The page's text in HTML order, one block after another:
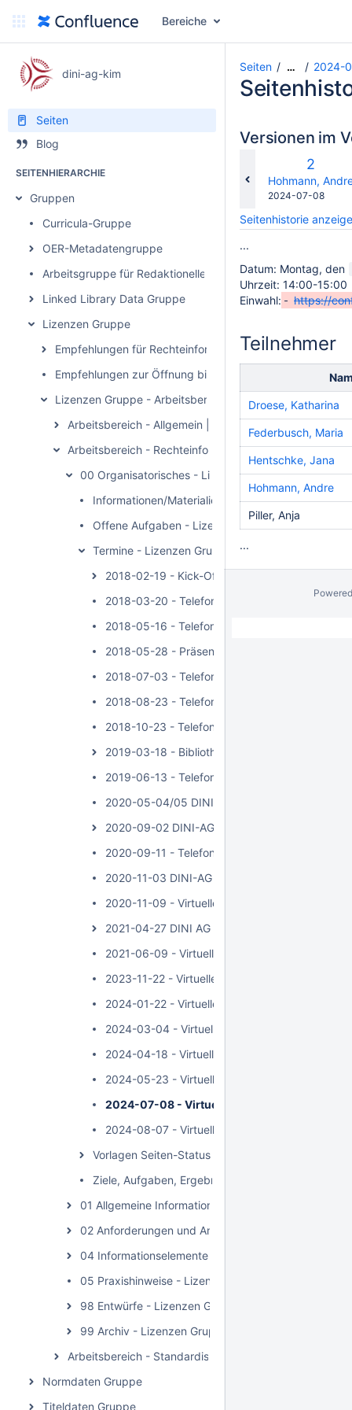
Bereiche
dini-ag-kim
Seiten
Blog
SEITENHIERARCHIE
Gruppen
Curricula-Gruppe
OER-Metadatengruppe
Arbeitsgruppe für Redaktionelle Akteur*innen von
Linked Library Data Gruppe
Lizenzen Gruppe
Empfehlungen für Rechteinformationen in Metadaten
Empfehlungen zur Öffnung bibliothekarischer Daten
Lizenzen Gruppe - Arbeitsbereich
Arbeitsbereich - Allgemein | Lizenzen Gruppe
Arbeitsbereich - Rechteinformationen in Metadaten |
00 Organisatorisches - Lizenzen Gruppe
Informationen/Materialien - Lizenzen Gruppe
Offene Aufgaben - Lizenzen Gruppe
Termine - Lizenzen Gruppe (Rechteinformationen
2018-02-19 - Kick-Off-Workshop
2018-03-20 - Telefonkonferenz
2018-05-16 - Telefonkonferenz
2018-05-28 - Präsenztreffen vor ersten
2018-07-03 - Telefonkonferenz
2018-08-23 - Telefonkonferenz
2018-10-23 - Telefonkonferenz
2019-03-18 - Bibliothekskongress
2019-06-13 - Telefonkonferenz
2020-05-04/05 DINI AG KIM Workshop -
2020-09-02 DINI-AG KIM Online-Session
2020-09-11 - Telefonkonferenz
2020-11-03 DINI-AG KIM: 2. Online-Session
2020-11-09 - Virtuelles Treffen
2021-04-27 DINI AG KIM Workshop -
2021-06-09 - Virtuelles Treffen
2023-11-22 - Virtuelles Treffen
2024-01-22 - Virtuelles Treffen
2024-03-04 - Virtuelles Treffen
2024-04-18 - Virtuelles Treffen
2024-05-23 - Virtuelles Treffen
2024-07-08 - Virtuelles Treffen
2024-08-07 - Virtuelles Treffen
Vorlagen Seiten-Status - Lizenzen Gruppe
Ziele, Aufgaben, Ergebnisse - Lizenzen Gruppe
01 Allgemeine Informationen - Lizenzen Gruppe
02 Anforderungen und Anwendungsfälle sowie Use
04 Informationselemente - Lizenzen Gruppe
05 Praxishinweise - Lizenzen Gruppe
98 Entwürfe - Lizenzen Gruppe
99 Archiv - Lizenzen Gruppe (Rechteinformationen
Arbeitsbereich - Standardisierte Rechtebeschreibung
Normdaten Gruppe
Titeldaten Gruppe
Seiten … 2024-
Versionen im
Alte
2
Hohmann,
Gespeichert
2024-07-08
Seitenhistorie
...
Datum: Montag, den
Uhrzeit: 14:00-15:00
Einwahl:
https://
Teilnehmer
Droese, Katharina
Federbusch, Maria
Hentschke, Jana
Hohmann, Andre
Piller, Anja
...